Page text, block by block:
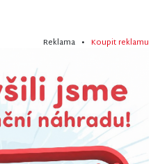
Reklama • Koupit reklamu